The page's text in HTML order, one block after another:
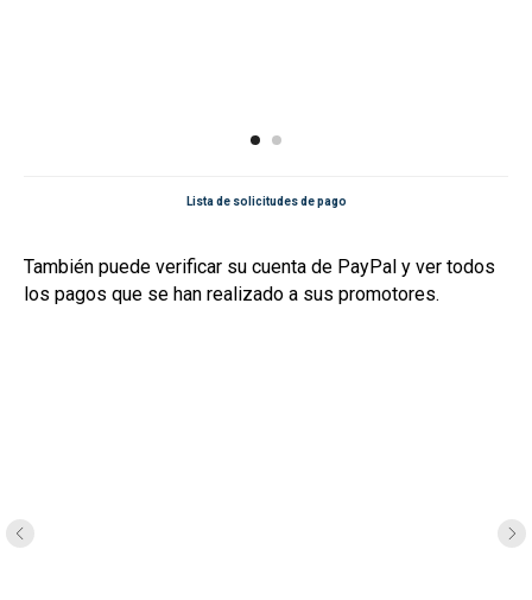
Lista de solicitudes de pago
También puede verificar su cuenta de PayPal y ver todos
los pagos que se han realizado a sus promotores.